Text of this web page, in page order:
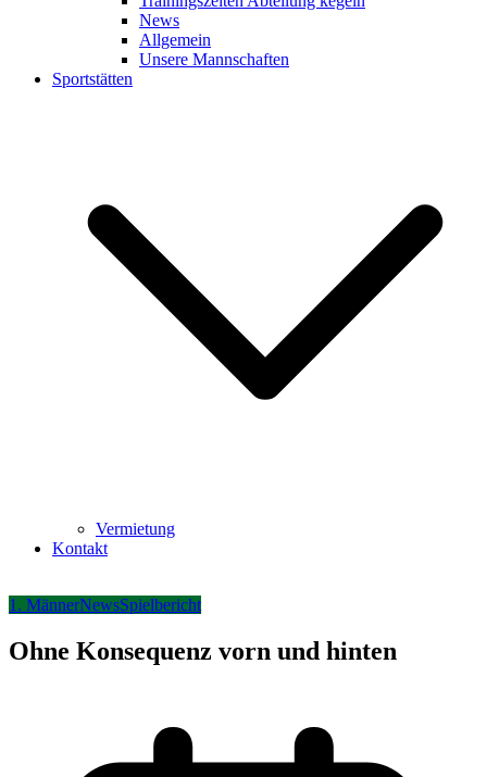
News
Allgemein
Unsere Mannschaften
Sportstätten
Vermietung
Kontakt
1. MännerNewsSpielbericht
Ohne Konsequenz vorn und hinten